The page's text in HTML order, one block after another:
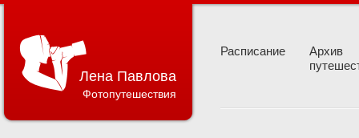
Лена Павлова
Фотопутешествия
Расписание
Архив